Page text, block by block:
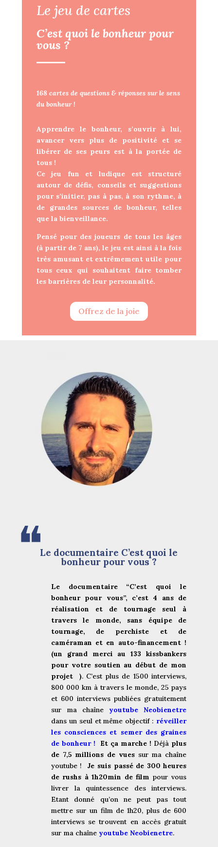
Le jeu de cartes
C’est quoi le bonheur pour
vous ?
168 cartes de questions & réponses sur le sens
du bonheur !
Apprendre le bonheur, s’ouvrir à lui,
avancer vers plus de positivité et se
libérer de ses peurs est à la portée de
tous !
Ce jeu fun et ludique est structuré
autour de défis, conseils et suggestions
pour s’initier, pas à pas, à son rythme, à
de grandes sources de bonheur, telles
que la bienveillance.
Pensé pour des joueurs de tous les âges
(à partir de 7 ans), le jeu est ainsi à la fois
très amusant et extrêmement utile pour
tous ceux qui souhaitent faire tomber
les barrières de leur personnalité.
Offrez de la joie
❝Le documentaire C’est quoi le
bonheur pour vous ?
Le documentaire “C’est quoi le
bonheur pour vous”, c’est 4 ans de
réalisation et de tournage seul à
travers le monde, sans équipe de
tournage, de perchiste et de
caméraman et en auto-financement !
(un grand merci au 133 kissbankers
pour votre soutien au début de mon
projet
). C’est plus de 1500 interviews,
800 000 km à travers le monde, 25 pays
et 600 interviews publiées gratuitement
sur ma chaîne youtube Neobienetre
dans un seul et même objectif : réveiller
les consciences et semer des graines
de bonheur !
Et ça marche ! Déjà plus
de 7,5 millions de vuessur ma chaîne
youtube ! Je suis passé de 300 heures
de rushs à 1h20min de film pour vous
livrer la quintessence des interviews.
Etant donné qu’on ne peut pas tout
mettre sur un film de 1h20, plus de 600
interviews se trouvent en accès gratuit
sur ma chaîne youtube Neobienetre.